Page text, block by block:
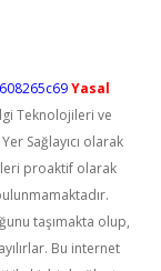
Yasal
Teknolojileri ve
Sağlayıcı olarak
proaktif olarak
taşımakta olup,
Bu internet